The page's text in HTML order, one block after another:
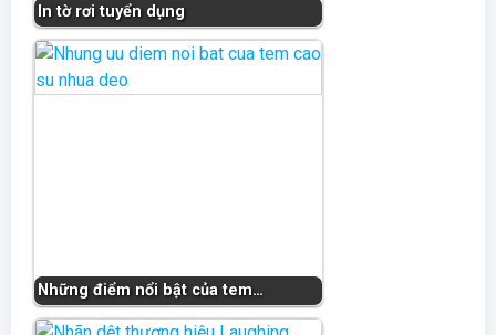
In tờ rơi tuyển dụng
Những điểm nổi bật của tem…